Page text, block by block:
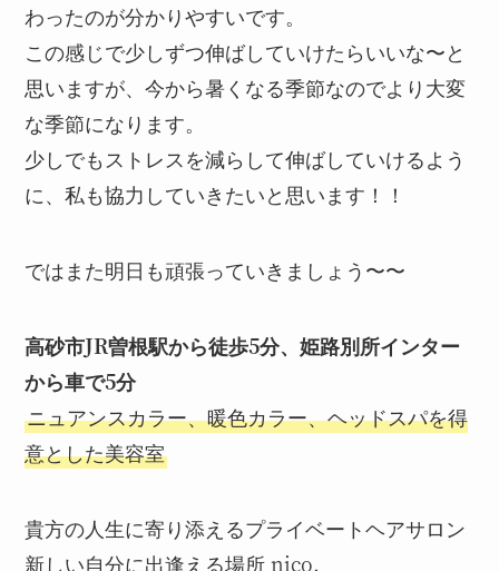
わったのが分かりやすいです。
この感じで少しずつ伸ばしていけたらいいな〜と
思いますが、今から暑くなる季節なのでより大変
な季節になります。
少しでもストレスを減らして伸ばしていけるよう
に、私も協力していきたいと思います！！
ではまた明日も頑張っていきましょう〜〜
高砂市JR曽根駅から徒歩5分、姫路別所インター
から車で5分
ニュアンスカラー、暖色カラー、ヘッドスパを得
意とした美容室
貴方の人生に寄り添えるプライベートヘアサロン
新しい自分に出逢える場所 nico.